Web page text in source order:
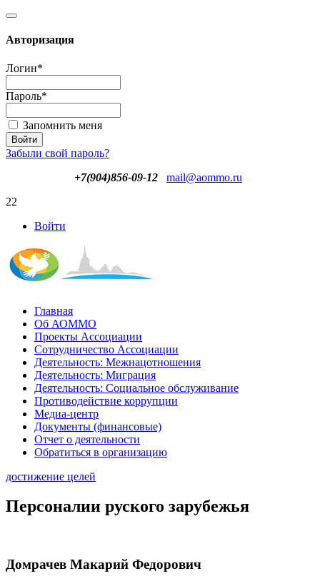
Авторизация
Логин*
Пароль*
Запомнить меня
Забыли свой пароль?
+7(904)856-09-12
mail@aommo.ru
22
Войти
Главная
Об АОММО
Проекты Ассоциации
Сотрудничество Ассоциации
Деятельность: Межнацотношения
Деятельность: Миграция
Деятельность: Социальное обслуживание
Противодействие коррупции
Медиа-центр
Документы (финансовые)
Отчет о деятельности
Обратиться в организацию
достижение целей
Персоналии руского зарубежья
Домрачев Макарий Федорович